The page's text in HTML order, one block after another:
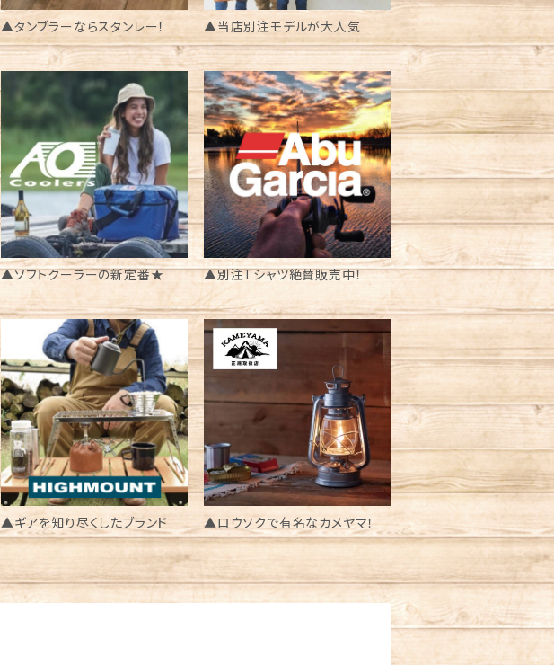
▲タンブラーならスタンレー！ ▲当店別注モデルが大人気
▲ソフトクーラーの新定番★ ▲別注Tシャツ絶賛販売中！
▲ギアを知り尽くしたブランド ▲ロウソクで有名なカメヤマ！